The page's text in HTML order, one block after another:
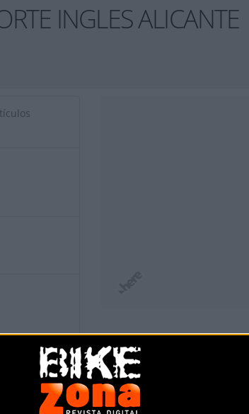
INGLES ALICANTE
Descubre cómo hacerte tienda Premium para